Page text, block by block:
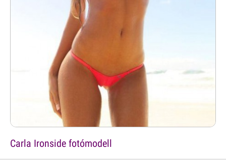
Carla Ironside fotómodell